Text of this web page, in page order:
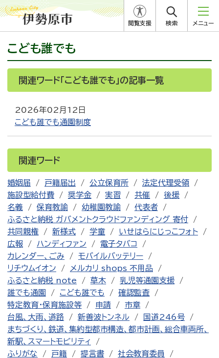
閲覧支援 検索 メニュー
こども誰でも
関連ワード「こども誰でも」の記事一覧
2026年02月12日
こども誰でも通園制度
関連ワード
婚姻届 戸籍届出 公立保育所
法定代理受領
施設型給付費
奨学金 実習 共催
後援
名義
保育教諭 幼稚園教諭
代表者
ふるさと納税 ガバメントクラウドファンディング 寄付
共同親権
新様式 学童
いせはらにじっこフォト
広報
ハンディファン
電子タバコ
カレンダー、ごみ
モバイルバッテリー
リチウムイオン
メルカリ shops 不用品
ふるさと納税 note
草木
乳児等通園支援
誰でも通園
こども誰でも
確認監査
特定教育・保育施設等
申請
市章
台風、大雨、道路
新善波トンネル
国道246号
まちづくり、鉄道、集約型都市構造、都市計画、総合車両所、
新駅、スマートモビリティ
ふりがな
戸籍 提言書
社会教育委員